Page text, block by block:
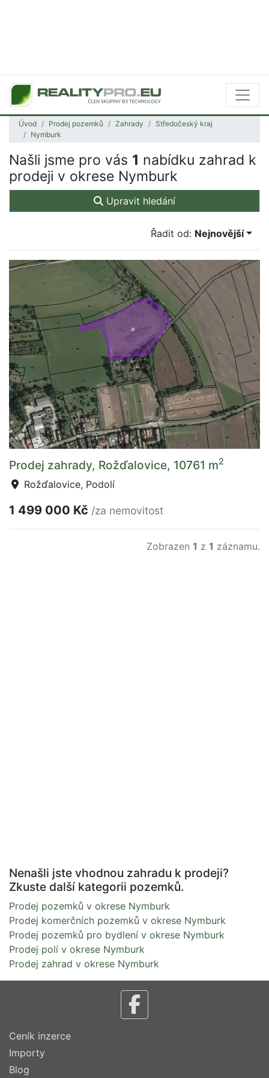
Úvod Prodej pozemků Zahrady
Středočeský kraj
Nymburk
Našli jsme pro vás 1 nabídku zahrad k
prodeji v okrese Nymburk
Upravit hledání
Řadit od: Nejnovější
Prodej zahrady, Rožďalovice, 10761 m2
Rožďalovice, Podolí
1 499 000 Kč /za nemovitost
Zobrazen 1 z 1 záznamu.
Nenašli jste vhodnou zahradu k prodeji?
Zkuste další kategorii pozemků.
Prodej pozemků v okrese Nymburk
Prodej komerčních pozemků v okrese Nymburk
Prodej pozemků pro bydlení v okrese Nymburk
Prodej polí v okrese Nymburk
Prodej zahrad v okrese Nymburk
Ceník inzerce
Importy
Blog